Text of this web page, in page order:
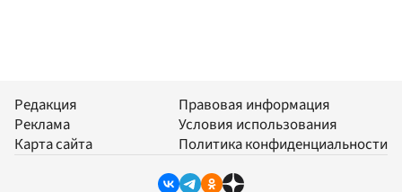
Редакция
Реклама
Карта сайта
Правовая информация
Условия использования
Политика конфиденциальности